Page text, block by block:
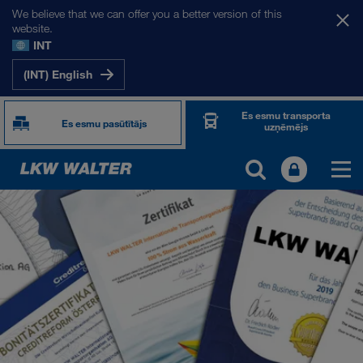
We believe that we can offer you a better version of this
website.
INT
(INT) English
Es esmu pasūtītājs
Es esmu transporta
uzņēmējs
PAR MUMS
Informācija par uzņēmumu
SHEQ-Management
Sociālā atbildība